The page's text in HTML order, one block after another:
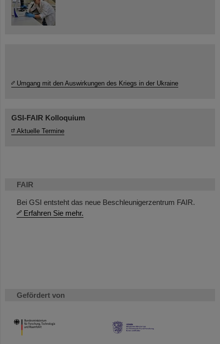
FAIR
Bei GSI entsteht das neue Beschleunigerzentrum FAIR.
Erfahren Sie mehr.
Gefördert von
HMWK
Umgang mit den Auswirkungen des Kriegs in der Ukraine
GSI-FAIR Kolloquium
Aktuelle Termine